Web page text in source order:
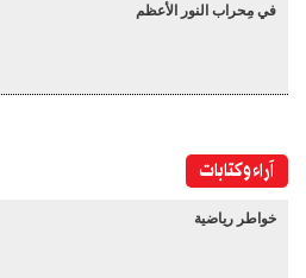
في مِحراب النور الأعظم
آراء وكتابات
خواطر رياضية